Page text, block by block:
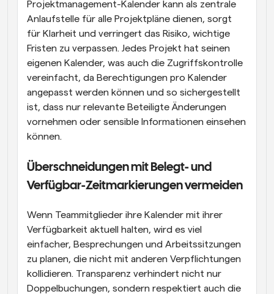
Projektmanagement-Kalender kann als zentrale
Anlaufstelle für alle Projektpläne dienen, sorgt
für Klarheit und verringert das Risiko, wichtige
Fristen zu verpassen. Jedes Projekt hat seinen
eigenen Kalender, was auch die Zugriffskontrolle
vereinfacht, da Berechtigungen pro Kalender
angepasst werden können und so sichergestellt
ist, dass nur relevante Beteiligte Änderungen
vornehmen oder sensible Informationen einsehen
können.
Überschneidungen mit Belegt- und
Verfügbar-Zeitmarkierungen vermeiden
Wenn Teammitglieder ihre Kalender mit ihrer
Verfügbarkeit aktuell halten, wird es viel
einfacher, Besprechungen und Arbeitssitzungen
zu planen, die nicht mit anderen Verpflichtungen
kollidieren. Transparenz verhindert nicht nur
Doppelbuchungen, sondern respektiert auch die